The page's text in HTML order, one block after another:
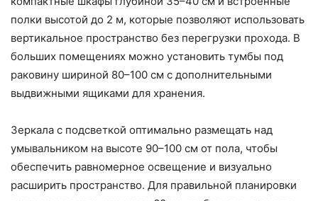
полки высотой до 2 м, которые позволяют использовать
вертикальное пространство без перегрузки прохода. В
больших помещениях можно установить тумбы под
раковину шириной 80–100 см с дополнительными
выдвижными ящиками для хранения.
Зеркала с подсветкой оптимально размещать над
умывальником на высоте 90–100 см от пола, чтобы
обеспечить равномерное освещение и визуально
расширить пространство. Для правильной планировки